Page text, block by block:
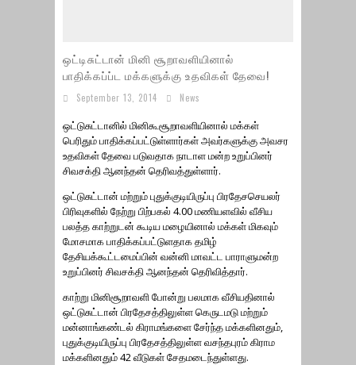
ஒட்டிசுட்டான் மினி சூறாவளியினால்
பாதிக்கப்ப்ட மக்களுக்கு உதவிகள் தேவை!
September 13, 2014 News
ஒட்டுசுட்டானில் மினிகூசூறாவளியினால் மக்கள்
பெரிதும் பாதிக்கப்பட்டுள்ளார்கள் அவர்களுக்கு அவசர
உதவிகள் தேவை படுவதாக நாடாள மன்ற உறுப்பினர்
சிவசக்தி ஆனந்தன் தெரிவத்துள்ளார்.
ஒட்டுசுட்டான் மற்றும் புதுக்குடியிருப்பு பிரதேசசெயலர்
பிரிவுகளில் நேற்று பிற்பகல் 4.00 மணியளவில் வீசிய
பலத்த காற்றுடன் கூடிய மழையினால் மக்கள் மிகவும்
மோசமாக பாதிக்கப்பட்டுளதாக தமிழ்
தேசியக்கூட்டமைப்பின் வன்னி மாவட்ட பாராளுமன்ற
உறுப்பினர் சிவசக்தி ஆனந்தன் தெரிவித்தார்.
காற்று மினிசூறாவளி போன்று பலமாக வீசியதினால்
ஒட்டுசுட்டான் பிரதேசத்திலுள்ள கெருடமடு மற்றும்
மன்னாங்கண்டல் கிராமங்களை சேர்ந்த மக்களினதும்,
புதுக்குடியிருப்பு பிரதேசத்திலுள்ள வசந்தபுரம் கிராம
மக்களினதும் 42 வீடுகள் சேதமடைந்துள்ளது.